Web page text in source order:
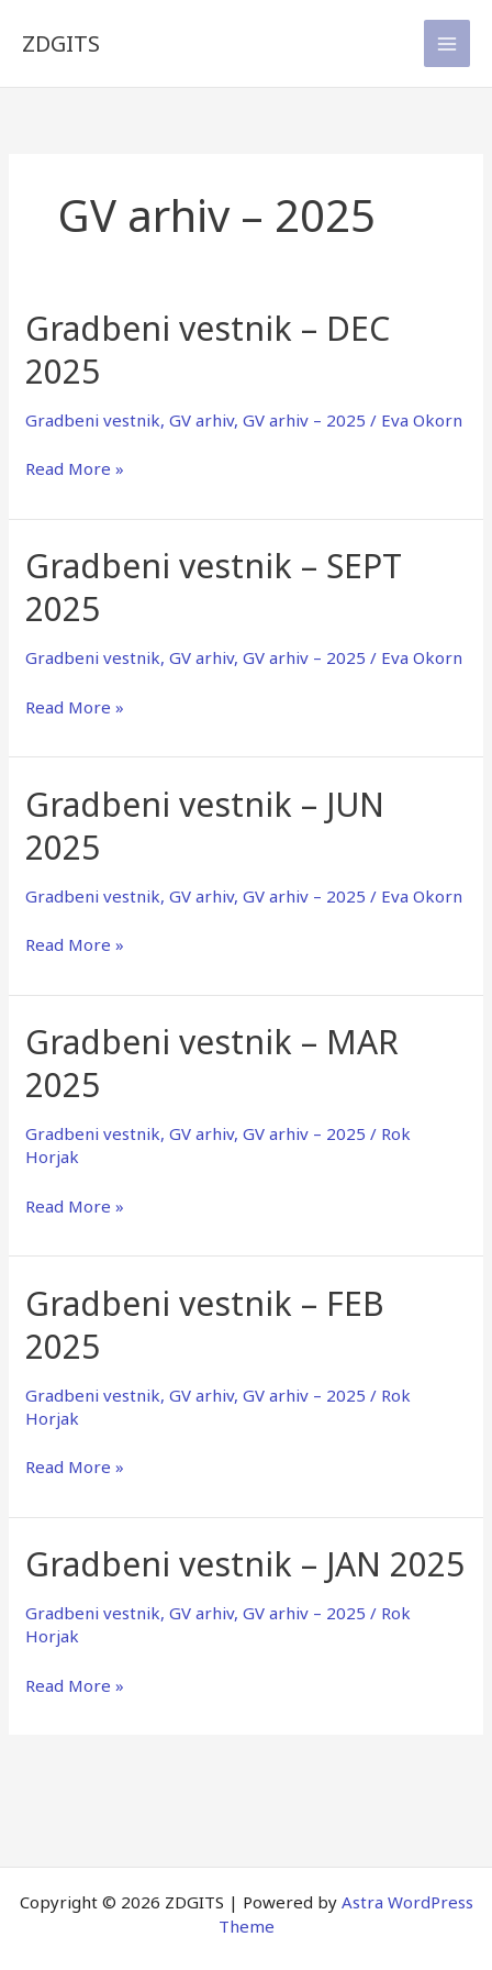
ZDGITS
GV arhiv – 2025
Gradbeni vestnik – DEC
2025
Gradbeni vestnik,GV arhiv,GV arhiv – 2025 / Eva Okorn
Gradbeni
vestnik
–
DEC
2025
Read More »
Gradbeni vestnik – SEPT
2025
Gradbeni vestnik,GV arhiv,GV arhiv – 2025 / Eva Okorn
Gradbeni
vestnik
–
SEPT
2025
Read More »
Gradbeni vestnik – JUN
2025
Gradbeni vestnik,GV arhiv,GV arhiv – 2025 / Eva Okorn
Gradbeni
vestnik
–
JUN
2025
Read More »
Gradbeni vestnik – MAR
2025
Gradbeni vestnik,GV arhiv,GV arhiv – 2025 / Rok
Horjak
Gradbeni
vestnik
–
MAR
2025
Read More »
Gradbeni vestnik – FEB
2025
Gradbeni vestnik,GV arhiv,GV arhiv – 2025 / Rok
Horjak
Gradbeni
vestnik
–
FEB
2025
Read More »
Gradbeni vestnik – JAN 2025
Gradbeni vestnik,GV arhiv,GV arhiv – 2025 / Rok
Horjak
Gradbeni
vestnik
JAN
2025
Read More »
Copyright © 2026 ZDGITS | Powered by Astra WordPress
Theme